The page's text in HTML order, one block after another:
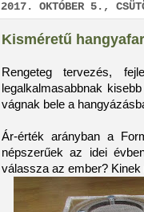
2017. OKTÓBER 5.,
Kisméretű
Rengeteg tervezés,
legalkalmasabbnak
vágnak bele a
Ár-érték arányban a
népszerűek az idei
válassza az ember?